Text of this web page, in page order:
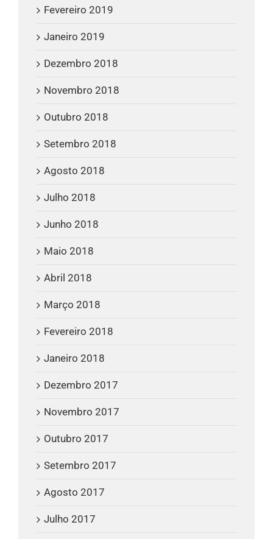
Fevereiro 2019
Janeiro 2019
Dezembro 2018
Novembro 2018
Outubro 2018
Setembro 2018
Agosto 2018
Julho 2018
Junho 2018
Maio 2018
Abril 2018
Março 2018
Fevereiro 2018
Janeiro 2018
Dezembro 2017
Novembro 2017
Outubro 2017
Setembro 2017
Agosto 2017
Julho 2017